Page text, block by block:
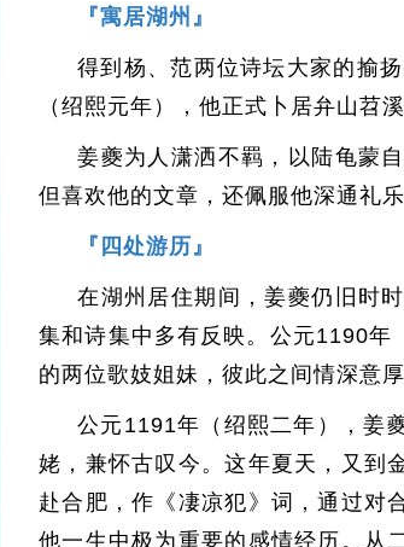
『寓居湖州』
得到杨、范两位诗坛大家的揄
（绍熙元年），他正式卜居弁山苕
姜夔为人潇洒不羁，以陆龟蒙
但喜欢他的文章，还佩服他深通礼
『四处游历』
在湖州居住期间，姜夔仍旧时
集和诗集中多有反映。公元1190年
的两位歌妓姐妹，彼此之间情深意
公元1191年（绍熙二年），姜
姥，兼怀古叹今。这年夏天，又到
赴合肥，作《凄凉犯》词，通过对
他一生中极为重要的感情经历。从